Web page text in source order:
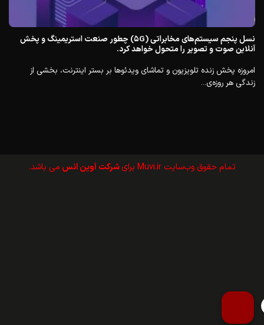
نسل پنجم سیستم‌های مخابراتی (5G) چطور صنعت استریمینگ و پخش
آنلاین صوت و تصویر را متحول خواهد کرد.
امروزه پخش زنده تلویزیون و تماشای ویدئوها بر بستر اینترنت، بخشی از
زندگی هر روزه‌ی...
تمام حقوق وب‌سايت Muvi.ir برای شرکت آوین انس می باشد.